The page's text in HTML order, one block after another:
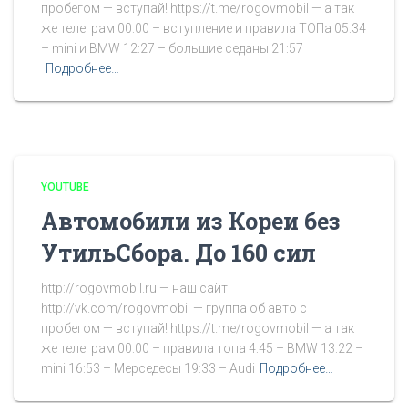
пробегом — вступай! https://t.me/rogovmobil — а так
же телеграм 00:00 – вступление и правила ТОПа 05:34
– mini и BMW 12:27 – большие седаны 21:57
Подробнее…
YOUTUBE
Автомобили из Кореи без
УтильСбора. До 160 сил
http://rogovmobil.ru — наш сайт
http://vk.com/rogovmobil — группа об авто с
пробегом — вступай! https://t.me/rogovmobil — а так
же телеграм 00:00 – правила топа 4:45 – BMW 13:22 –
mini 16:53 – Мерседесы 19:33 – Audi Подробнее…